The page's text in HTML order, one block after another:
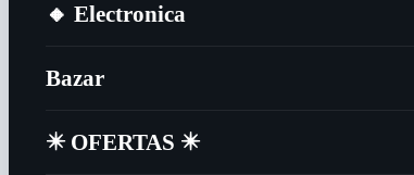
🔸​ Electronica
Bazar
✴️​ OFERTAS ✴️​